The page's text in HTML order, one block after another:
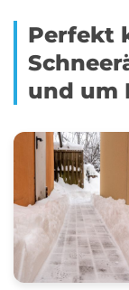
Perfekt
und um